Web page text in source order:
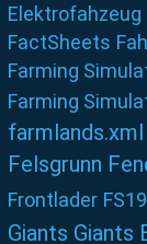
Elektrofahzeug
FactSheets
Farming
Farming
farmlands.xml
Felsgrunn
Frontlader FS19
Giants Giants